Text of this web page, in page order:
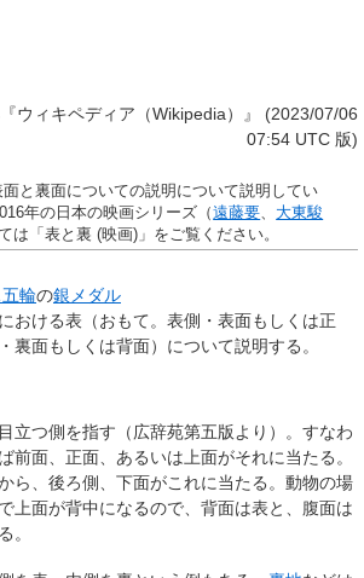
ウィキペディア（Wikipedia）』 (2023/07/06
07:54 UTC 版)
面と裏面についての説明について説明してい
年の日本の映画シリーズ（遠藤要
大東駿
は「表と裏 (映画)」をご覧ください。
輪の銀メダル
における表（おもて。表側・表面もしくは正
裏面もしくは背面）について説明する。
立つ側を指す（広辞苑第五版より）。すなわ
前面、正面、あるいは上面がそれに当たる。
ら、後ろ側、下面がこれに当たる。動物の場
上面が背中になるので、背面は表と、腹面は
。